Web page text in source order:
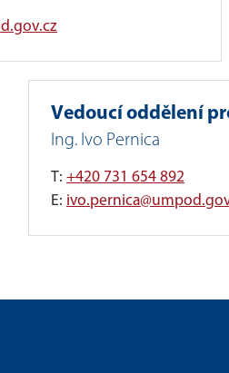
Vedoucí oddělení
Ing. Ivo Pernica
T: +420 731 654 892
E: